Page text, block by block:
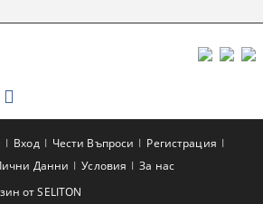
от SELITON
Вход Чести Въпроси
Регистрация
Данни Условия За нас